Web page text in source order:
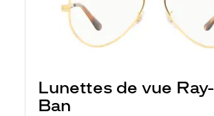
Lunettes de vue Ray-
Ban